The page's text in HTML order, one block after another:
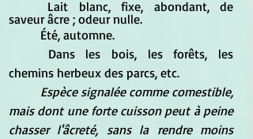
	Été, automne.
chemins herbeux des parcs, etc.
Espèce signalée comme comestible,
mais dont une forte cuisson peut à peine
chasser l'âcreté, sans la rendre moins